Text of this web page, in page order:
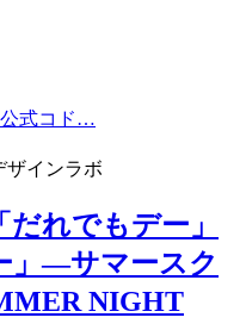
公式コド…
ザインラボ
れでもデー」
」―サマースク
NIGHT